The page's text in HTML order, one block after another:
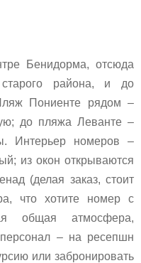
Бенидорма, отсюда
района, и до
Пониенте рядом –
до пляжа Леванте –
Интерьер номеров –
из окон открываются
(делая заказ, стоит
что хотите номер с
общая атмосфера,
– на ресепшн
или забронировать